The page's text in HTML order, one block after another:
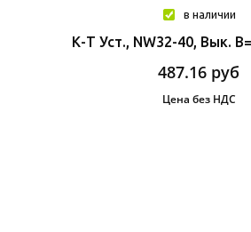
в наличии
К-Т Уст., NW32-40, Вык.
487.16 руб
Цена без НДС